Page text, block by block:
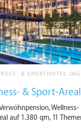
& SPORTHOTEL
& Sport-
auf 1.380 qm, 11